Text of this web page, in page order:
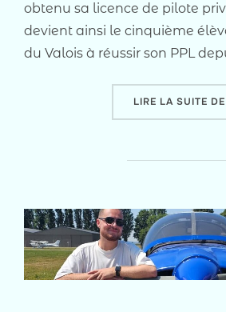
obtenu sa licence de pilote
devient ainsi le cinquième
du Valois à réussir son PPL
LIRE LA SUITE DE